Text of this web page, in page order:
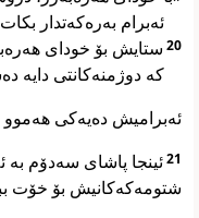
ئەبرام بەرەکەتدار
20 ستایش بۆ خودای
کە دوژمنەکانتی دایە
ئەبرامیش دەیەکی هەموو
21ئینجا پاشای سەدۆم
شتومەکەکانیش بۆ خۆت